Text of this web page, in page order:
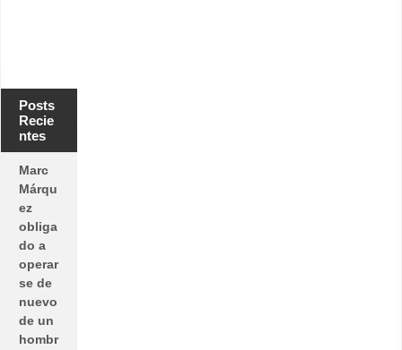
Posts
Recie
ntes
Marc
Márqu
ez
obliga
do a
operar
se de
nuevo
de un
hombr